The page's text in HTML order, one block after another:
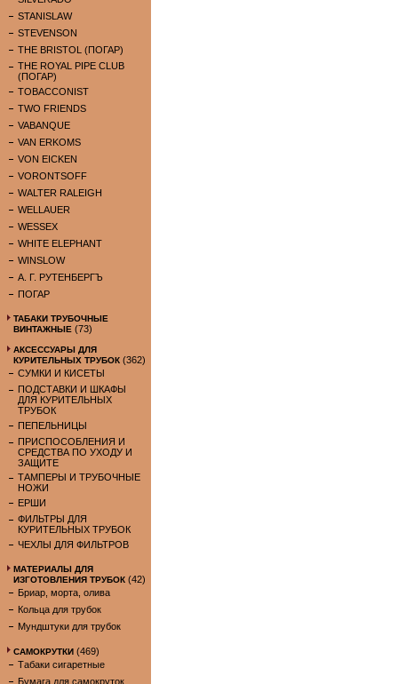
STANISLAW
STEVENSON
THE BRISTOL (ПОГАР)
THE ROYAL PIPE CLUB
(ПОГАР)
TOBACCONIST
TWO FRIENDS
VABANQUE
VAN ERKOMS
VON EICKEN
VORONTSOFF
WALTER RALEIGH
WELLAUER
WESSEX
WHITE ELEPHANT
WINSLOW
А. Г. РУТЕНБЕРГЪ
ПОГАР
ТАБАКИ ТРУБОЧНЫЕ
ВИНТАЖНЫЕ (73)
АКСЕССУАРЫ ДЛЯ
КУРИТЕЛЬНЫХ ТРУБОК (362)
СУМКИ И КИСЕТЫ
ПОДСТАВКИ И ШКАФЫ
ДЛЯ КУРИТЕЛЬНЫХ
ТРУБОК
ПЕПЕЛЬНИЦЫ
ПРИСПОСОБЛЕНИЯ И
СРЕДСТВА ПО УХОДУ И
ЗАЩИТЕ
ТАМПЕРЫ И ТРУБОЧНЫЕ
НОЖИ
ЕРШИ
ФИЛЬТРЫ ДЛЯ
КУРИТЕЛЬНЫХ ТРУБОК
ЧЕХЛЫ ДЛЯ ФИЛЬТРОВ
МАТЕРИАЛЫ ДЛЯ
ИЗГОТОВЛЕНИЯ ТРУБОК (42)
Бриар, морта, олива
Кольца для трубок
Мундштуки для трубок
САМОКРУТКИ (469)
Табаки сигаретные
Бумага для самокруток